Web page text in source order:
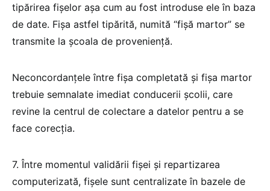
tipărirea fişelor aşa cum au fost introduse ele în baza
de date. Fişa astfel tipărită, numită “fişă martor” se
transmite la şcoala de provenienţă.
Neconcordanţele între fişa completată şi fişa martor
trebuie semnalate imediat conducerii şcolii, care
revine la centrul de colectare a datelor pentru a se
face corecţia.
7. Între momentul validării fişei şi repartizarea
computerizată, fişele sunt centralizate în bazele de